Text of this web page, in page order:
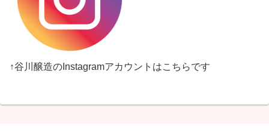
↑谷川醸造のInstagramアカウントはこちらです